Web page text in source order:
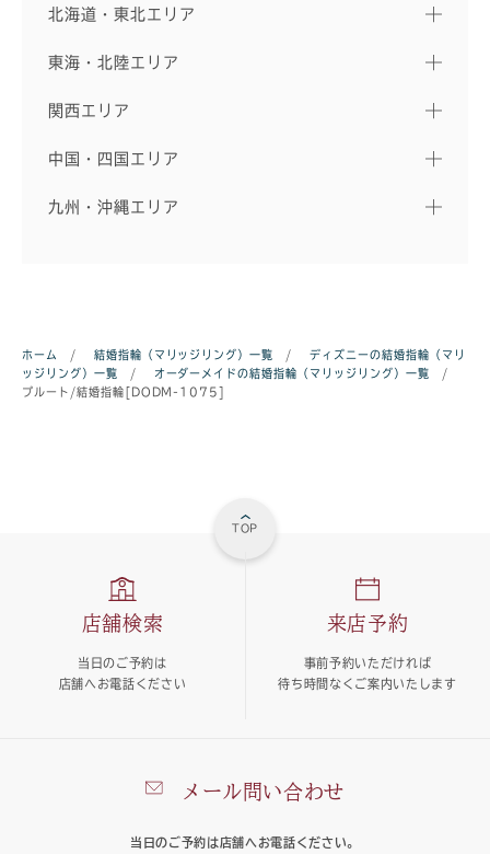
北海道・東北エリア
東海・北陸エリア
関西エリア
中国・四国エリア
九州・沖縄エリア
ホーム / 結婚指輪（マリッジリング）一覧 /
ディズニーの結婚指輪（マリ
ッジリング）一覧
/ オーダーメイドの結婚指輪（マリッジリング）一覧
/
プルート/結婚指輪[DODM-1075]
TOP
メール問い合わせ
当日のご予約は店舗へお電話ください。
店舗検索
当日のご予約は
店舗へお電話ください
来店予約
事前予約いただければ
待ち時間なくご案内いたします